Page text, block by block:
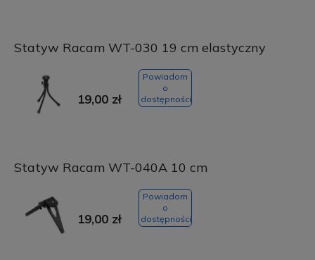
Statyw Racam WT-030 19 cm elastyczny
19,00 zł
Powiadom
o
dostępności
Statyw Racam WT-040A 10 cm
19,00 zł
Powiadom
o
dostępności